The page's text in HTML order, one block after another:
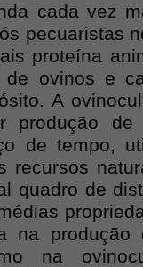
cada vez
pecuaristas
proteína
ovinos e
A
produção
de tempo,
recursos
quadro de
na
na